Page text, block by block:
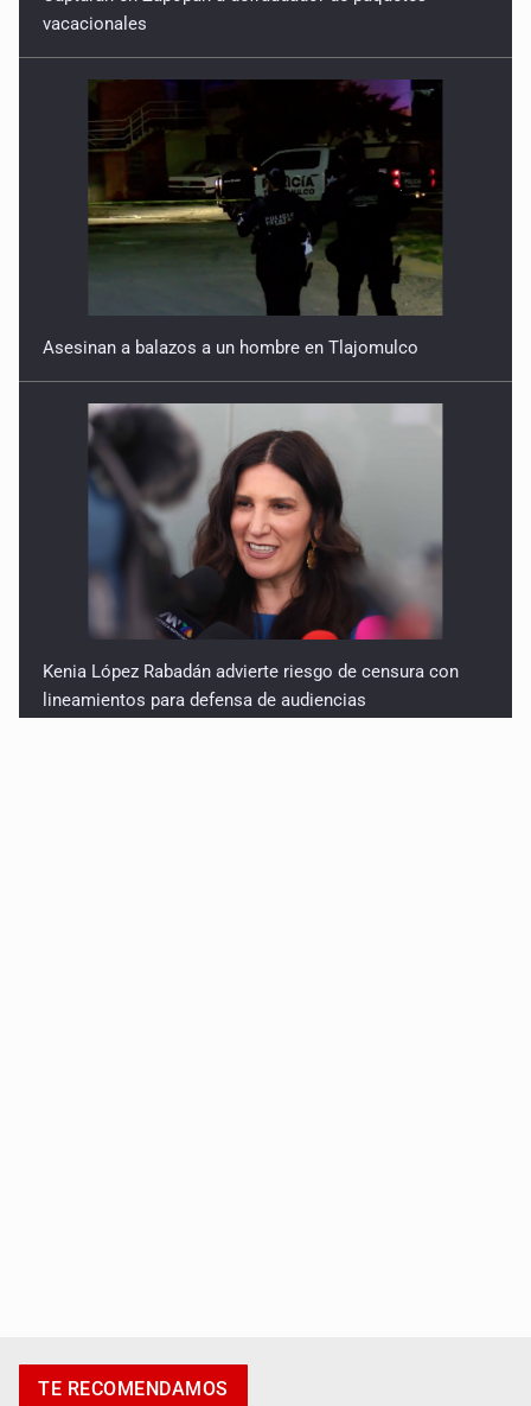
vacacionales
lineamientos para defensa de audiencias
en Oblatos
TE RECOMENDAMOS